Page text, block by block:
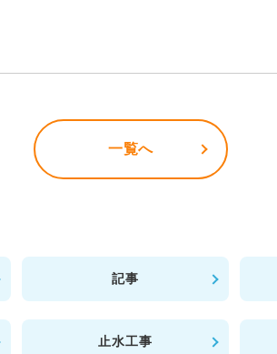
一覧へ
記事
止水工事